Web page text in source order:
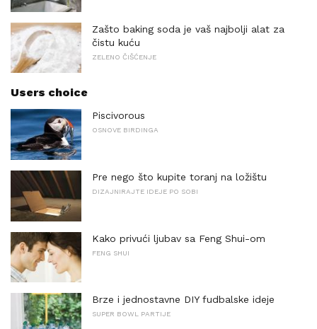
Zašto baking soda je vaš najbolji alat za
čistu kuću
ZELENO ČIŠĆENJE
Users choice
Piscivorous
OSNOVE BIRDINGA
Pre nego što kupite toranj na ložištu
DIZAJNIRAJTE IDEJE PO SOBI
Kako privući ljubav sa Feng Shui-om
FENG SHUI
Brze i jednostavne DIY fudbalske ideje
SUPER BOWL PARTIJE